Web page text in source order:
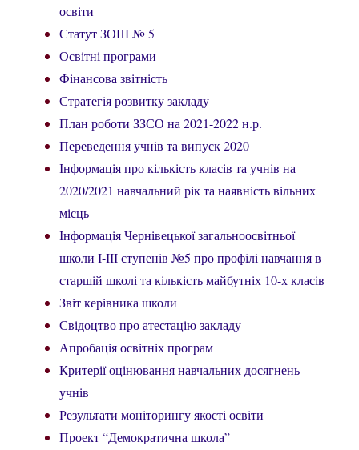
освіти
Статут ЗОШ № 5
Освітні програми
Фінансова звітність
Стратегія розвитку закладу
План роботи ЗЗСО на 2021-2022 н.р.
Переведення учнів та випуск 2020
Інформація про кількість класів та учнів на
2020/2021 навчальний рік та наявність вільних
місць
Інформація Чернівецької загальноосвітньої
школи І-ІІІ ступенів №5 про профілі навчання в
старшій школі та кількість майбутніх 10-х класів
Звіт керівника школи
Свідоцтво про атестацію закладу
Апробація освітніх програм
Критерії оцінювання навчальних досягнень
учнів
Результати моніторингу якості освіти
Проект “Демократична школа”